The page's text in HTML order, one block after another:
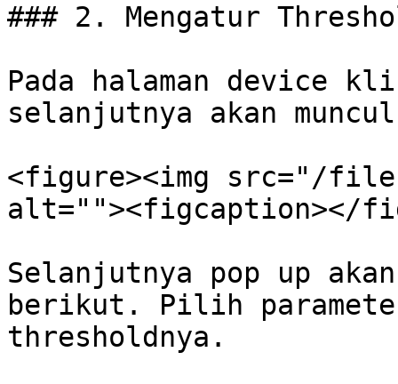
### 2. Mengatur
Pada halaman device
selanjutnya akan
<figure><img src="/files/
alt=""><figcaption></
Selanjutnya pop up
berikut. Pilih
thresholdnya.